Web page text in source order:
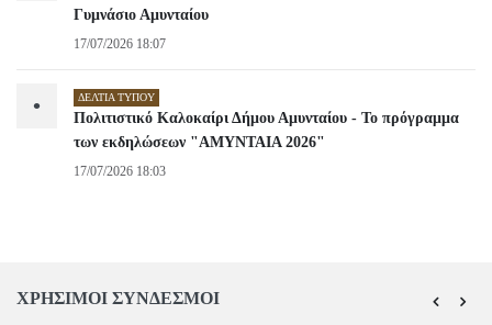
Γυμνάσιο Αμυνταίου
17/07/2026 18:07
• ΔΕΛΤΊΑ ΤΎΠΟΥ
Πολιτιστικό Καλοκαίρι Δήμου Αμυνταίου - Το πρόγραμμα
των εκδηλώσεων "ΑΜΥΝΤΑΙΑ 2026"
17/07/2026 18:03
ΧΡΗΣΙΜΟΙ ΣΥΝΔΕΣΜΟΙ